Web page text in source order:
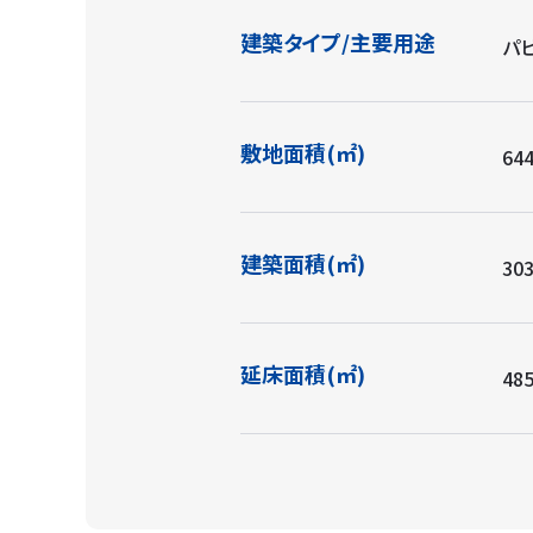
建築タイプ/主要用途 パ
敷地面積(㎡)
建築面積(㎡)
延床面積(㎡)